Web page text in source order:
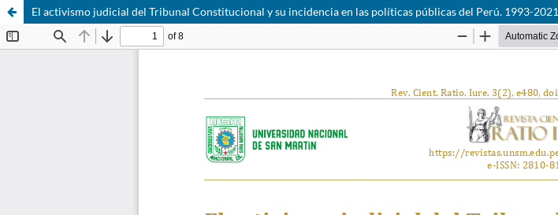
El activismo judicial del Tribunal Constitucional y su incidencia en las políticas públicas del Perú. 1993-2021